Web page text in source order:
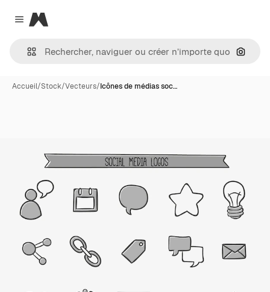
Close menu
Magnific
Accueil/Stock/Vecteurs/Icônes de médias soc…